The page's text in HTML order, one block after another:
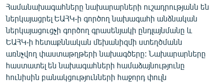
«Ազատության» բոլոր կայքերը
Համանախագահները նախարարների ուշադրությանն են
ներկայացրել ԵԱՀԿ-ի գործող նախագահի անձնական
ներկայացուցչի գործող գրասենյակի ընդլայնմանը և
ԵԱՀԿ-ի հետաքննական մեխանիզմի ստեղծմանն
առնչվող փաստաթղթերի նախագծերը: Նախարարները
հաստատել են նախագահների համաձայնությունը
հունիսին բանակցությունների հաջորդ փուլն